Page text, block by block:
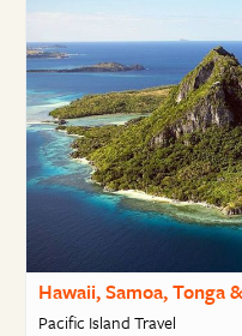
Hawaii, Samoa, Tonga
Pacific Island Travel